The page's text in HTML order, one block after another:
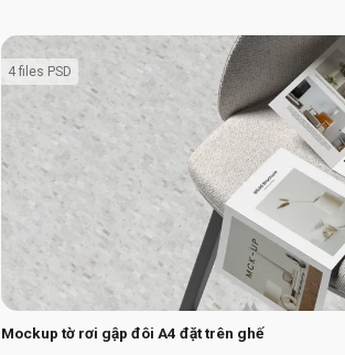
Mockup tờ rơi gập đôi A4 đặt trên ghế
4 files PSD